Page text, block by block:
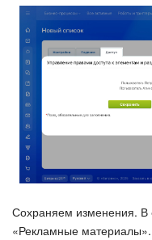
Сохраняем изменения. В
«Рекламные материалы».